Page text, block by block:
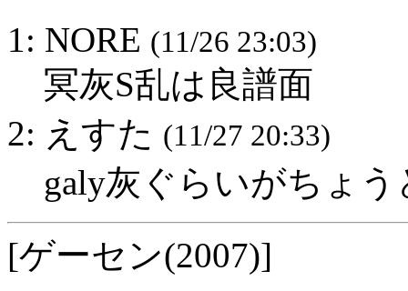
1: NORE (11/26 23:03)
冥灰S乱は良譜面
2: えすた (11/27 20:33)
galy灰ぐらいがちょ
[ゲーセン(2007)]